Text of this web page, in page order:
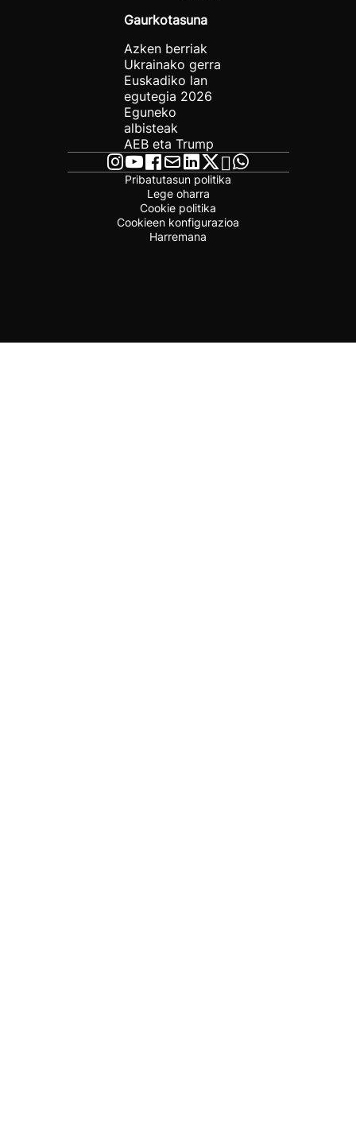
Gaurkotasuna
Azken berriak
Ukrainako gerra
Euskadiko lan
egutegia 2026
Eguneko
albisteak
AEB eta Trump
Pribatutasun politika
Lege oharra
Cookie politika
Cookieen konfigurazioa
Harremana